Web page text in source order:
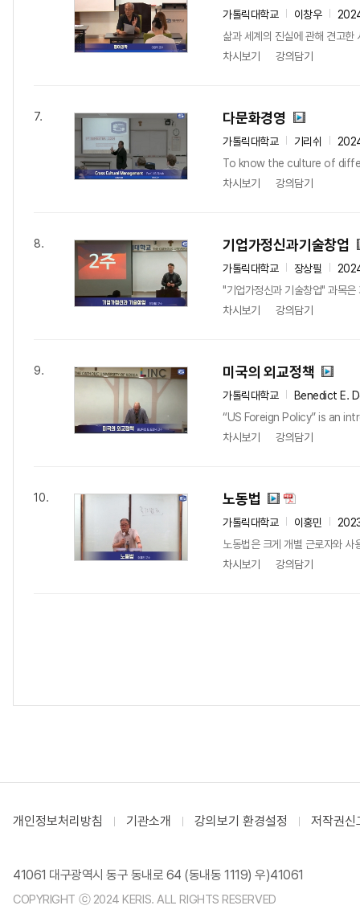
가톨릭대학교 이창우
삶과 세계의 진실에 관해 견고한
차시보기
강의담기
7. 다문화경영
가톨릭대학교 기리쉬
To know the culture of
차시보기
강의담기
8. 기업가정신과기술창업
가톨릭대학교 장상필
"기업가정신과 기술창업" 과목
차시보기
강의담기
9. 미국의 외교정책
가톨릭대학교
Benedict E.
“US Foreign Policy” is an
차시보기
강의담기
10. 노동법
가톨릭대학교 이홍민
노동법은 크게 개별 근로자와 사
차시보기
강의담기
개인정보처리방침 기관소개 강의보기 환경설정 저작권신
41061 대구광역시 동구 동내로 64 (동내동 1119) 우)41061
COPYRIGHT ⓒ 2024 KERIS. ALL RIGHTS RESERVED